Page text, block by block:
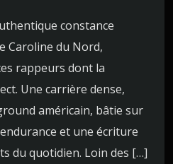
constance
Caroline du Nord,
rappeurs dont la
Une carrière dense,
américain, bâtie sur
et une écriture
du quotidien. Loin des […]